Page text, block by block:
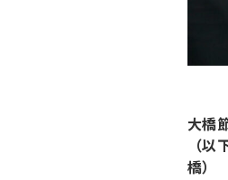
大橋
（以
橋）